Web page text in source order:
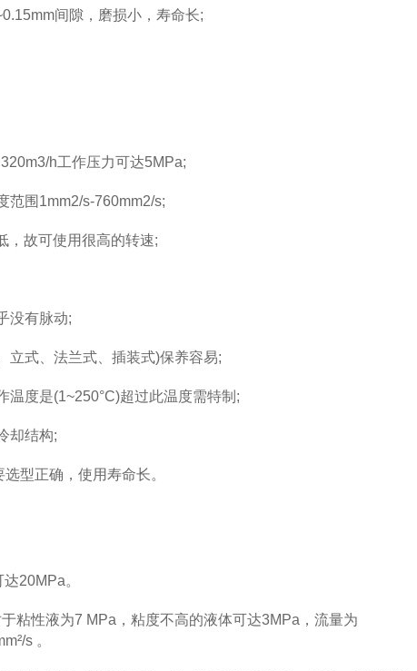
间隙，磨损小，寿命长;
h工作压力可达5MPa;
围1mm2/s-760mm2/s;
故可使用很高的转速;
没有脉动;
式、法兰式、插装式)保养容易;
度是(1~250°C)超过此温度需特制;
却结构;
型正确，使用寿命长。
20MPa。
性液为7 MPa，粘度不高的液体可达3MPa，流量为
s 。